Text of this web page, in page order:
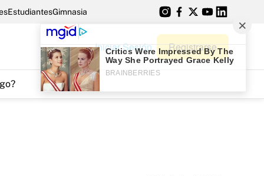
EstudiantesGimnasia
Iniciar Sesión Registrarse